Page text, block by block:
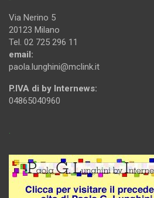
Via Nerino 5
20123 Milano
Tel. 02 725 296 11
email:
paola.lunghini@mclink.it
P.IVA di by Internews:
04865040960
.